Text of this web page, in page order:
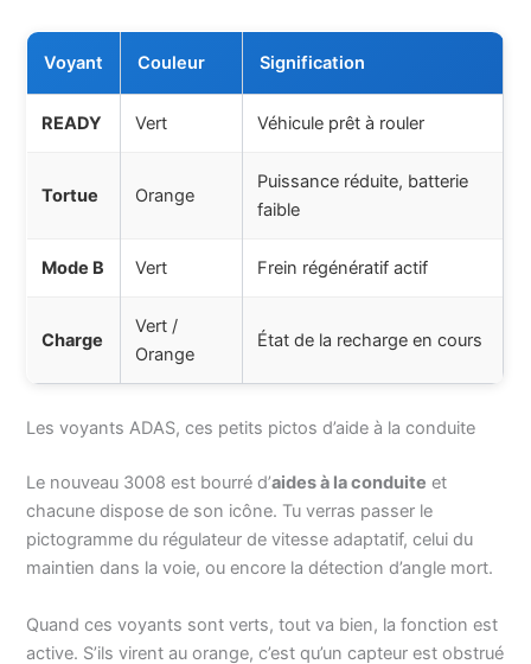
Voyant Couleur Signification
READY Vert Véhicule prêt à rouler
Tortue Orange
Puissance réduite, batterie
faible
Mode B Vert Frein régénératif actif
Charge
Vert /
Orange
État de la recharge en cours
Les voyants ADAS, ces petits pictos d’aide à la conduite
Le nouveau 3008 est bourré d’aides à la conduite et
chacune dispose de son icône. Tu verras passer le
pictogramme du régulateur de vitesse adaptatif, celui du
maintien dans la voie, ou encore la détection d’angle mort.
Quand ces voyants sont verts, tout va bien, la fonction est
active. S’ils virent au orange, c’est qu’un capteur est obstrué